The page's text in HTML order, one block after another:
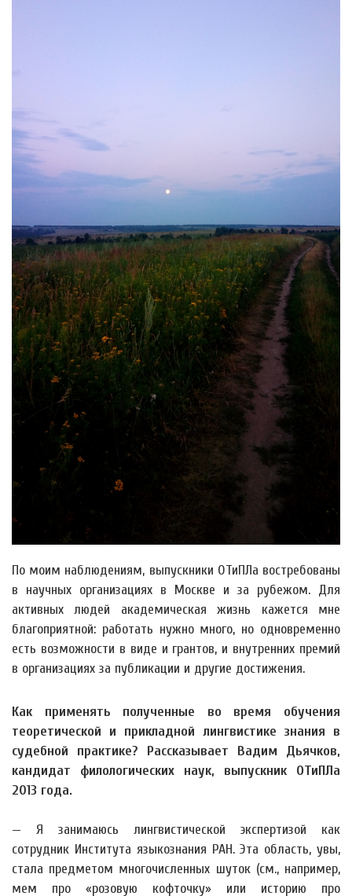
По моим наблюдениям, выпускники ОТиПЛа востребованы
в научных организациях в Москве и за рубежом. Для
активных людей академическая жизнь кажется мне
благоприятной: работать нужно много, но одновременно
есть возможности в виде и грантов, и внутренних премий
в организациях за публикации и другие достижения.
Как применять полученные во время обучения
теоретической и прикладной лингвистике знания в
судебной практике? Рассказывает Вадим Дьячков,
кандидат филологических наук, выпускник ОТиПЛа
2013 года.
— Я занимаюсь лингвистической экспертизой как
сотрудник Института языкознания РАН. Эта область, увы,
стала предметом многочисленных шуток (см., например,
мем про «розовую кофточку» или историю про